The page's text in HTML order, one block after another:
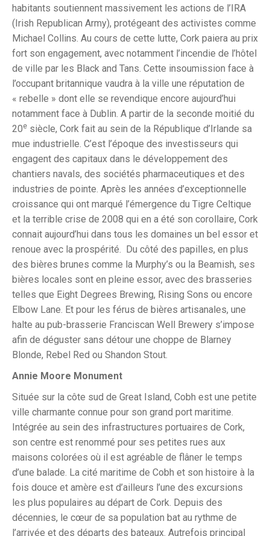
habitants soutiennent massivement les actions de l’IRA
(Irish Republican Army), protégeant des activistes comme
Michael Collins. Au cours de cette lutte, Cork paiera au prix
fort son engagement, avec notamment l’incendie de l’hôtel
de ville par les Black and Tans. Cette insoumission face à
l’occupant britannique vaudra à la ville une réputation de
« rebelle » dont elle se revendique encore aujourd’hui
notamment face à Dublin. A partir de la seconde moitié du
20e siècle, Cork fait au sein de la République d’Irlande sa
mue industrielle. C’est l’époque des investisseurs qui
engagent des capitaux dans le développement des
chantiers navals, des sociétés pharmaceutiques et des
industries de pointe. Après les années d’exceptionnelle
croissance qui ont marqué l’émergence du Tigre Celtique
et la terrible crise de 2008 qui en a été son corollaire, Cork
connait aujourd’hui dans tous les domaines un bel essor et
renoue avec la prospérité. Du côté des papilles, en plus
des bières brunes comme la Murphy’s ou la Beamish, ses
bières locales sont en pleine essor, avec des brasseries
telles que Eight Degrees Brewing, Rising Sons ou encore
Elbow Lane. Et pour les férus de bières artisanales, une
halte au pub-brasserie Franciscan Well Brewery s’impose
afin de déguster sans détour une choppe de Blarney
Blonde, Rebel Red ou Shandon Stout.
Annie Moore Monument
Située sur la côte sud de Great Island, Cobh est une petite
ville charmante connue pour son grand port maritime.
Intégrée au sein des infrastructures portuaires de Cork,
son centre est renommé pour ses petites rues aux
maisons colorées où il est agréable de flâner le temps
d’une balade. La cité maritime de Cobh et son histoire à la
fois douce et amère est d’ailleurs l’une des excursions
les plus populaires au départ de Cork. Depuis des
décennies, le cœur de sa population bat au rythme de
l’arrivée et des départs des bateaux. Autrefois principal